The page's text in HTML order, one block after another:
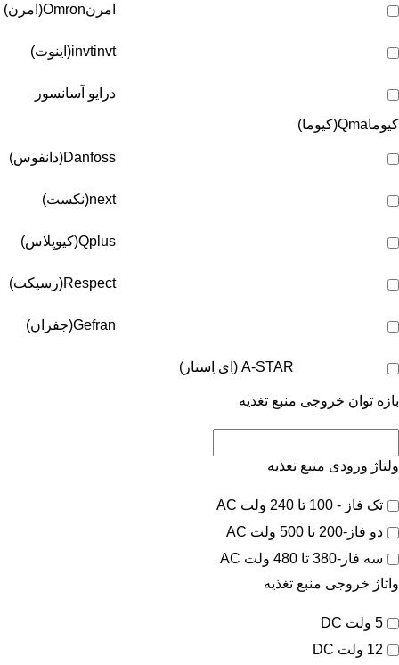
امرنOmron(امرن)
invtinvt(اینوت)
درایو آسانسور
کیوماQma(کیوما)
Danfoss(دانفوس)
next(نکست)
Qplus(کیوپلاس)
Respect(رسپکت)
Gefran(جفران)
A-STAR (اِی اِستار)
بازه توان خروجی منبع تغذیه
ولتاژ ورودی منبع تغذیه
تک فاز - 100 تا 240 ولت AC
دو فاز-200 تا 500 ولت AC
سه فاز-380 تا 480 ولت AC
واتاژ خروجی منبع تغذیه
5 ولت DC
12 ولت DC